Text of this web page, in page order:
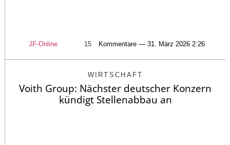
JF-Online 15 Kommentare — 31. März 2026 2:26
WIRTSCHAFT
Voith Group: Nächster deutscher Konzern
kündigt Stellenabbau an